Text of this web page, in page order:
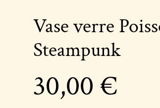
Vase verre
Steampunk
30,00 €